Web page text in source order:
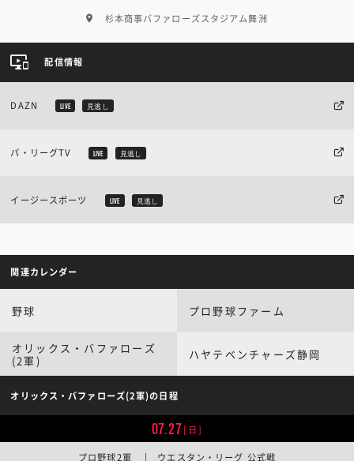
杉本商事バファローズスタジアム舞洲
配信情報
DAZN LIVE 見逃し
パ・リーグTV LIVE 見逃し
イージースポーツ LIVE 見逃し
関連カレンダー
野球 プロ野球ファーム
オリックス・バファローズ
(2軍)
ハヤテベンチャーズ静岡
オリックス・バファローズ(2軍)の日程
07.27[日]
プロ野球2軍 | ウエスタン・リーグ 公式戦